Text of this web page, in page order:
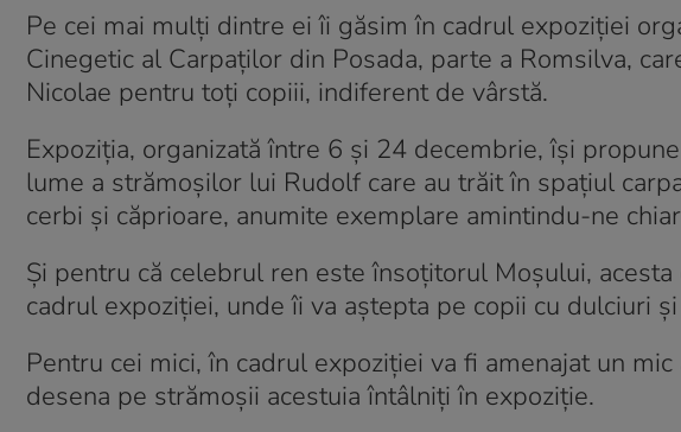
Pe cei mai mulți dintre ei îi găsim în cadrul expoziției
Cinegetic al Carpaților din Posada, parte a Romsilva,
Nicolae pentru toți copiii, indiferent de vârstă.
Expoziția, organizată între 6 și 24 decembrie, își
lume a strămoșilor lui Rudolf care au trăit în spațiul
cerbi și căprioare, anumite exemplare amintindu-ne
Și pentru că celebrul ren este însoțitorul Moșului,
cadrul expoziției, unde îi va aștepta pe copii cu dulciuri
Pentru cei mici, în cadrul expoziției va fi amenajat un
desena pe strămoșii acestuia întâlniți în expoziție.